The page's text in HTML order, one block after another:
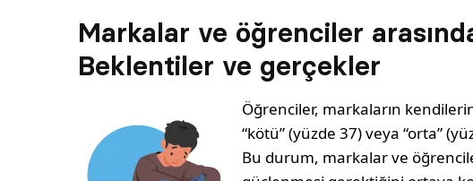
Markalar ve öğrenciler
Beklentiler ve gerçekler
Öğrenciler, markaların
“kötü” (yüzde 37) veya “orta”
Bu durum, markalar ve